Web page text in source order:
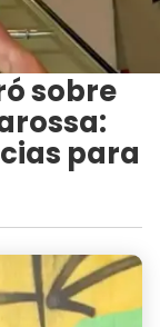
sobre
para